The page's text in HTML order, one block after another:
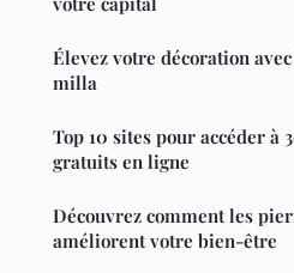
Élevez votre décoration
milla
Top 10 sites pour accéder à
gratuits en ligne
Découvrez comment les
améliorent votre bien-être